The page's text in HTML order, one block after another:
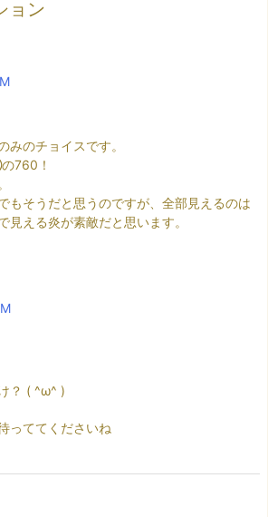
ョン
みのチョイスです。
760！
もそうだと思うのですが、全部見えるのは
見える炎が素敵だと思います。
？ ( ^ω^ )
っててくださいね